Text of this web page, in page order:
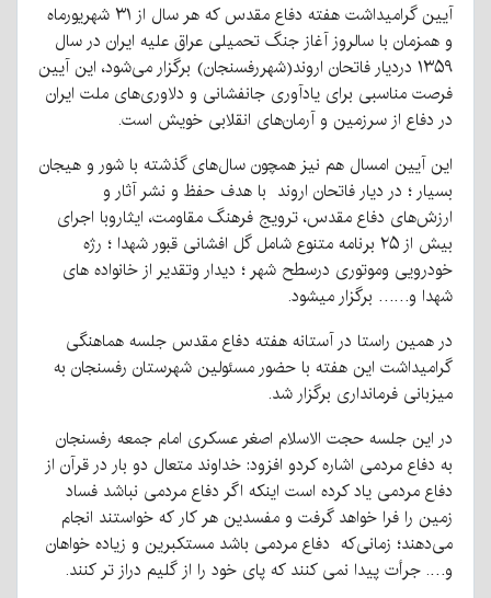
آیین‌ گرامیداشت هفته دفاع مقدس که هر سال از ۳۱ شهریورماه
و همزمان با سالروز آغاز جنگ تحمیلی عراق علیه ایران در سال
۱۳۵۹ دردیار فاتحان اروند(شهررفسنجان) برگزار می‌شود، این آیین
فرصت مناسبی برای یادآوری جانفشانی و دلاوری‌های ملت ایران
در دفاع از سرزمین و آرمان‌های انقلابی خویش است.
این آیین امسال هم نیز همچون سال‌های گذشته با شور و هیجان
بسیار ؛ در دیار فاتحان اروند با هدف حفظ و نشر آثار و
ارزش‌های دفاع مقدس، ترویج فرهنگ مقاومت، ایثاروبا اجرای
بیش از ۲۵ برنامه‌ متنوع شامل گل افشانی قبور شهدا ؛ رژه
خودرویی وموتوری درسطح شهر ؛ دیدار وتقدیر از خانواده های
شهدا و…… برگزار میشود.
در همین راستا در آستانه هفته دفاع مقدس جلسه هماهنگی
گرامیداشت این هفته با حضور مسئولین شهرستان رفسنجان به
میزبانی فرمانداری برگزار شد.
در این جلسه حجت الاسلام اصغر عسکری امام جمعه رفسنجان
به دفاع مردمی اشاره کردو افزود: خداوند متعال دو بار در قرآن از
دفاع مردمی یاد کرده است اینکه اگر دفاع مردمی نباشد فساد
زمین را فرا خواهد گرفت و مفسدین هر کار که خواستند انجام
می‌دهند؛ زمانی‌که دفاع مردمی باشد مستکبرین و زیاده خواهان
و…. جرأت پیدا نمی کنند که پای خود را از گلیم دراز تر کنند.